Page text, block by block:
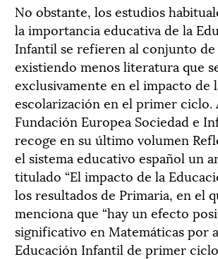
No obstante, los estudios
la importancia educativa de la
Infantil se refieren al conjunto de
existiendo menos literatura que
exclusivamente en el impacto de
escolarización en el primer ciclo.
Fundación Europea Sociedad e
recoge en su último volumen
el sistema educativo español un
titulado “El impacto de la
los resultados de Primaria, en el
menciona que “hay un efecto
significativo en Matemáticas por
Educación Infantil de primer